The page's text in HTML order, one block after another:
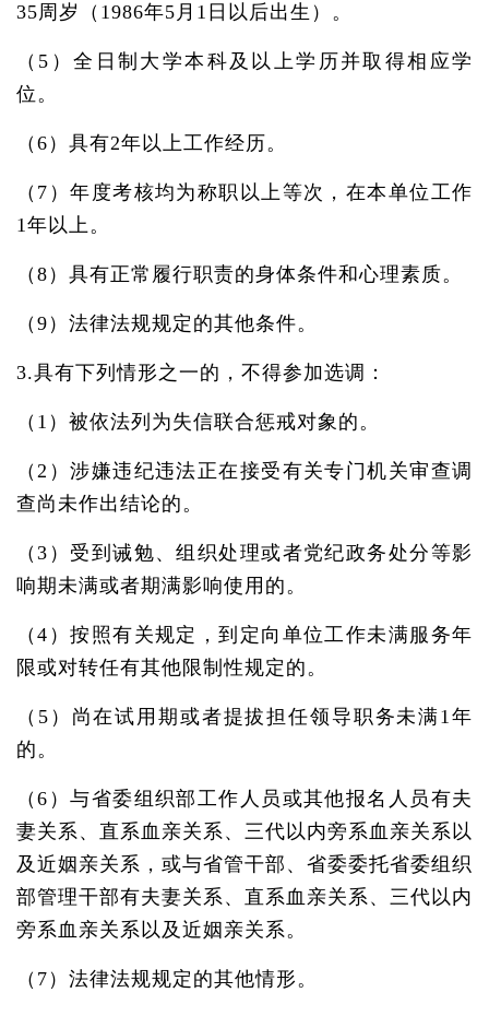
35周岁（1986年5月1日以后出生）。
（5）全日制大学本科及以上学历并取得相应学
位。
（6）具有2年以上工作经历。
（7）年度考核均为称职以上等次，在本单位工作
1年以上。
（8）具有正常履行职责的身体条件和心理素质。
（9）法律法规规定的其他条件。
3.具有下列情形之一的，不得参加选调：
（1）被依法列为失信联合惩戒对象的。
（2）涉嫌违纪违法正在接受有关专门机关审查调
查尚未作出结论的。
（3）受到诫勉、组织处理或者党纪政务处分等影
响期未满或者期满影响使用的。
（4）按照有关规定，到定向单位工作未满服务年
限或对转任有其他限制性规定的。
（5）尚在试用期或者提拔担任领导职务未满1年
的。
（6）与省委组织部工作人员或其他报名人员有夫
妻关系、直系血亲关系、三代以内旁系血亲关系以
及近姻亲关系，或与省管干部、省委委托省委组织
部管理干部有夫妻关系、直系血亲关系、三代以内
旁系血亲关系以及近姻亲关系。
（7）法律法规规定的其他情形。